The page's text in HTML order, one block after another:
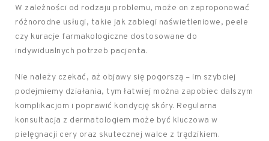
W zależności od rodzaju problemu, może on zaproponować
różnorodne usługi, takie jak zabiegi naświetleniowe, peele
czy kuracje farmakologiczne dostosowane do
indywidualnych potrzeb pacjenta.
Nie należy czekać, aż objawy się pogorszą – im szybciej
podejmiemy działania, tym łatwiej można zapobiec dalszym
komplikacjom i poprawić kondycję skóry. Regularna
konsultacja z dermatologiem może być kluczowa w
pielęgnacji cery oraz skutecznej walce z trądzikiem.